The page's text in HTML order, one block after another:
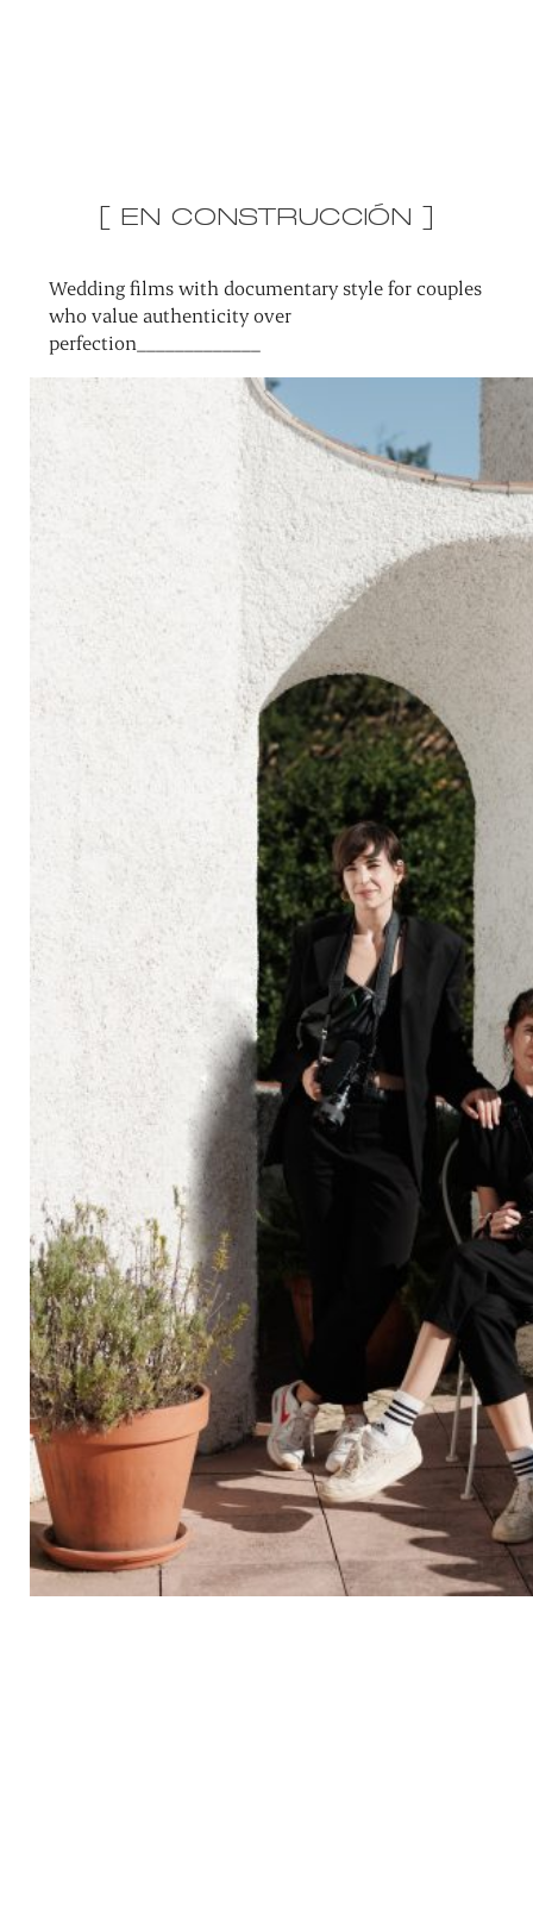
[ EN CONSTRUCCIÓN ]
Wedding films with documentary style for couples
who value authenticity over
perfection_____________